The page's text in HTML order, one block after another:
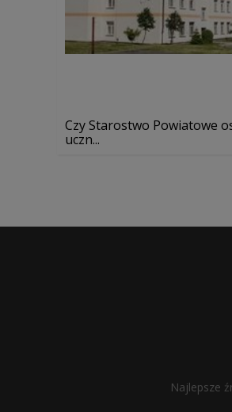
Czy Starostwo Powiatowe
uczn...
Najlepsze